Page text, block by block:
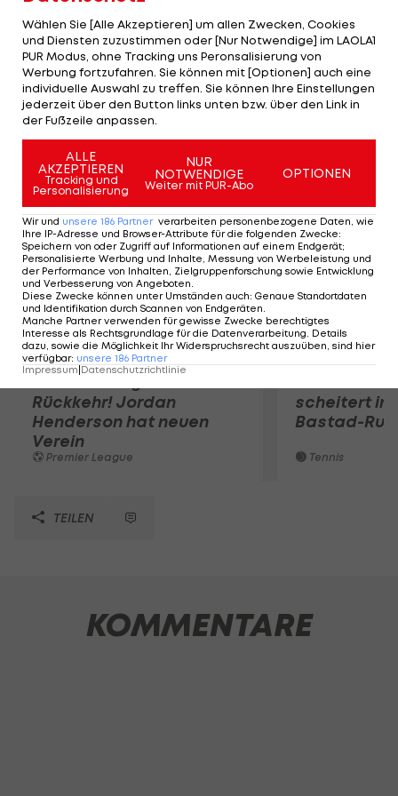
gekommen, sodass Polizei und Justiz keine andere
Möglichkeit als diese Maßnahme sehen. St. Pauli
will nun die Grundsatzfrage der staatlichen
Einmischung in den Fußball-Spielbetrieb in einer
weiteren Instanz klären lassen.
Mehr zum Thema
Rückkehr! Jordan
Henderson hat neuen
Verein
Premier League
scheitert in
Bastad-
Tennis
TEILEN
KOMMENTARE
Wählen Sie [Alle Akzeptieren] um allen Zwecken, Cookies
und Diensten zuzustimmen oder [Nur Notwendige] im LAOLA1
PUR Modus, ohne Tracking uns Peronsalisierung von
Werbung fortzufahren. Sie können mit [Optionen] auch eine
individuelle Auswahl zu treffen. Sie können Ihre Einstellungen
jederzeit über den Button links unten bzw. über den Link in
der Fußzeile anpassen.
ALLE
AKZEPTIEREN
Tracking und
Personalisierung
NUR
NOTWENDIGE
Weiter mit PUR-Abo
OPTIONEN
Wir und unsere 186 Partner verarbeiten personenbezogene Daten, wie
Ihre IP-Adresse und Browser-Attribute für die folgenden Zwecke:
Speichern von oder Zugriff auf Informationen auf einem Endgerät;
Personalisierte Werbung und Inhalte, Messung von Werbeleistung und
der Performance von Inhalten, Zielgruppenforschung sowie Entwicklung
und Verbesserung von Angeboten.
Diese Zwecke können unter Umständen auch: Genaue Standortdaten
und Identifikation durch Scannen von Endgeräten.
Manche Partner verwenden für gewisse Zwecke berechtigtes
Interesse als Rechtsgrundlage für die Datenverarbeitung. Details
dazu, sowie die Möglichkeit Ihr Widerspruchsrecht auszuüben, sind hier
verfügbar: unsere 186 Partner
Impressum Datenschutzrichtlinie